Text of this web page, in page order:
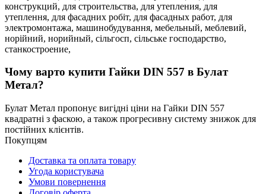
конструкций, для строительства, для утепления, для
утеплення, для фасадних робіт, для фасадных работ, для
электромонтажа, машинобудування, мебельный, меблевий,
норійний, норийный, сільгосп, сільське господарство,
станкостроение,
Чому варто купити Гайки DIN 557 в Булат
Метал?
Булат Метал пропонує вигідні ціни на Гайки DIN 557
квадратні з фаскою, а також прогресивну систему знижок для
постійних клієнтів.
Покупцям
Доставка та оплата товару
Угода користувача
Умови повернення